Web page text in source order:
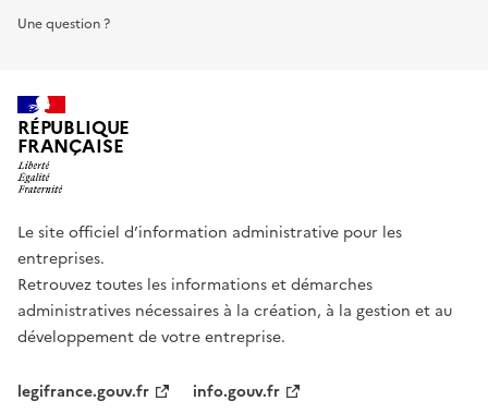
Une question ?
RÉPUBLIQUE
FRANÇAISE
Le site officiel d’information administrative pour les
entreprises.
Retrouvez toutes les informations et démarches
administratives nécessaires à la création, à la gestion et au
développement de votre entreprise.
legifrance.gouv.fr info.gouv.fr